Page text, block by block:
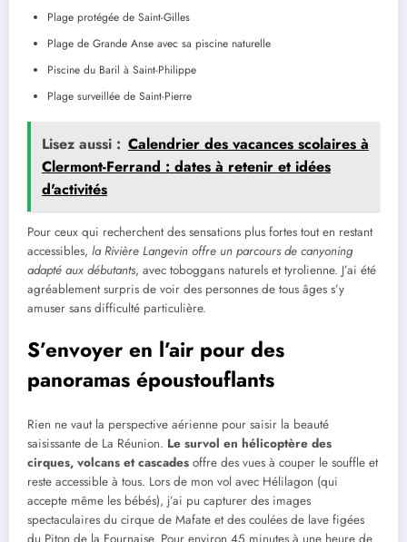
Plage protégée de Saint-Gilles
Plage de Grande Anse avec sa piscine naturelle
Piscine du Baril à Saint-Philippe
Plage surveillée de Saint-Pierre
Lisez aussi : Calendrier des vacances scolaires à
Clermont-Ferrand : dates à retenir et idées
d'activités
Pour ceux qui recherchent des sensations plus fortes tout en restant
accessibles, la Rivière Langevin offre un parcours de canyoning
adapté aux débutants, avec toboggans naturels et tyrolienne. J’ai été
agréablement surpris de voir des personnes de tous âges s’y
amuser sans difficulté particulière.
S’envoyer en l’air pour des
panoramas époustouflants
Rien ne vaut la perspective aérienne pour saisir la beauté
saisissante de La Réunion. Le survol en hélicoptère des
cirques, volcans et cascades offre des vues à couper le souffle et
reste accessible à tous. Lors de mon vol avec Hélilagon (qui
accepte même les bébés), j’ai pu capturer des images
spectaculaires du cirque de Mafate et des coulées de lave figées